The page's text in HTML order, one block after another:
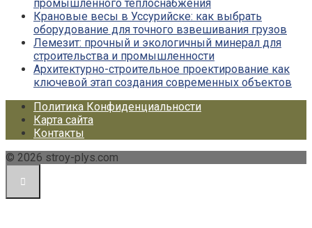
промышленного теплоснабжения
Крановые весы в Уссурийске: как выбрать
оборудование для точного взвешивания грузов
Лемезит: прочный и экологичный минерал для
строительства и промышленности
Архитектурно-строительное проектирование как
ключевой этап создания современных объектов
Политика Конфиденциальности
Карта сайта
Контакты
© 2026 stroy-plys.com